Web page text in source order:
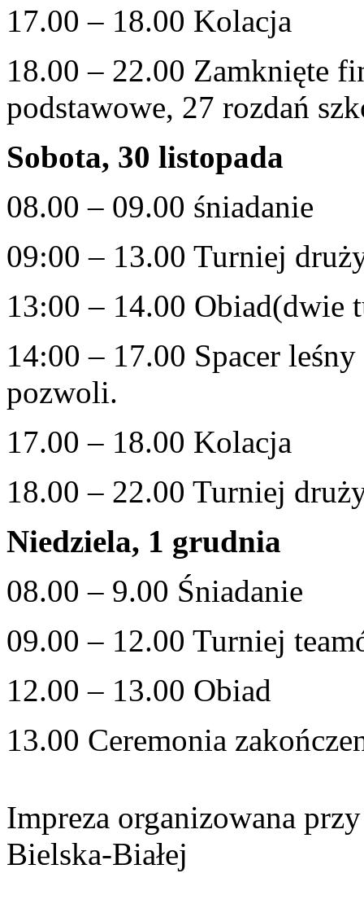
17.00 – 18.00 Kolacja
18.00 – 22.00 Zamknięte
podstawowe, 27 rozdań
Sobota, 30 listopada
08.00 – 09.00 śniadanie
09:00 – 13.00 Turniej
13:00 – 14.00 Obiad(dwie
14:00 – 17.00 Spacer
pozwoli.
17.00 – 18.00 Kolacja
18.00 – 22.00 Turniej
Niedziela, 1 grudnia
08.00 – 9.00 Śniadanie
09.00 – 12.00 Turniej
12.00 – 13.00 Obiad
13.00 Ceremonia
Impreza organizowana
Bielska-Białej